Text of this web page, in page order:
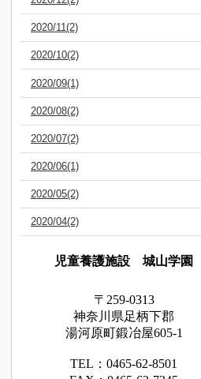
2020/11(2)
2020/10(2)
2020/09(1)
2020/08(2)
2020/07(2)
2020/06(1)
2020/05(2)
2020/04(2)
児童養護施設 城山学園
〒259-0313
神奈川県足柄下郡
湯河原町鍛冶屋605-1
TEL：0465‐62‐8501